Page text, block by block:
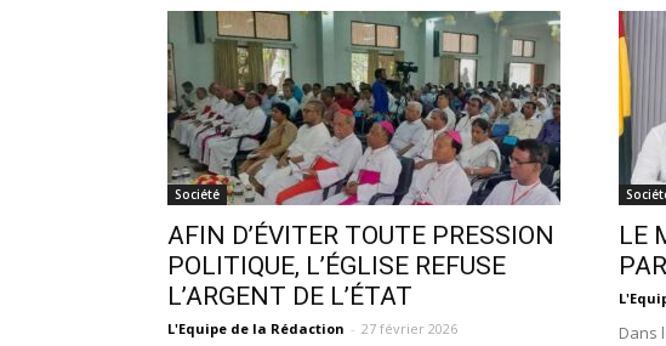
Société
AFIN D’ÉVITER TOUTE PRESSION
POLITIQUE, L’ÉGLISE REFUSE
L’ARGENT DE L’ÉTAT
L'Equipe de la Rédaction - 27 février 2026
LE
Dans